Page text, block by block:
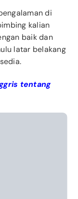
di
kalian
baik dan
latar belakang
tentang